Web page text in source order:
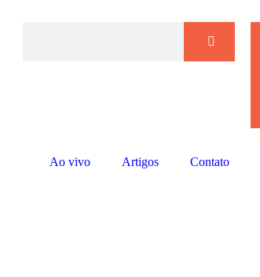
Ao vivo Artigos Contato